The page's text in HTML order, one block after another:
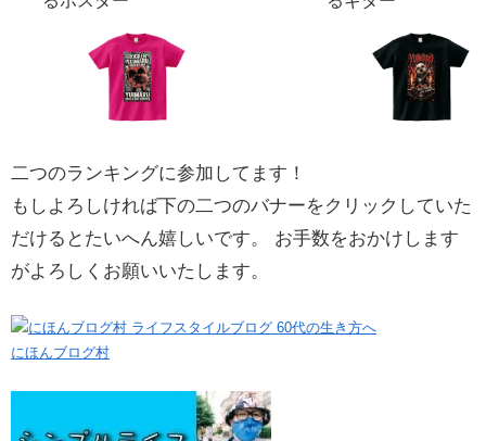
二つのランキングに参加してます！
もしよろしければ下の二つのバナーをクリックしていた
だけるとたいへん嬉しいです。 お手数をおかけします
がよろしくお願いいたします。
にほんブログ村